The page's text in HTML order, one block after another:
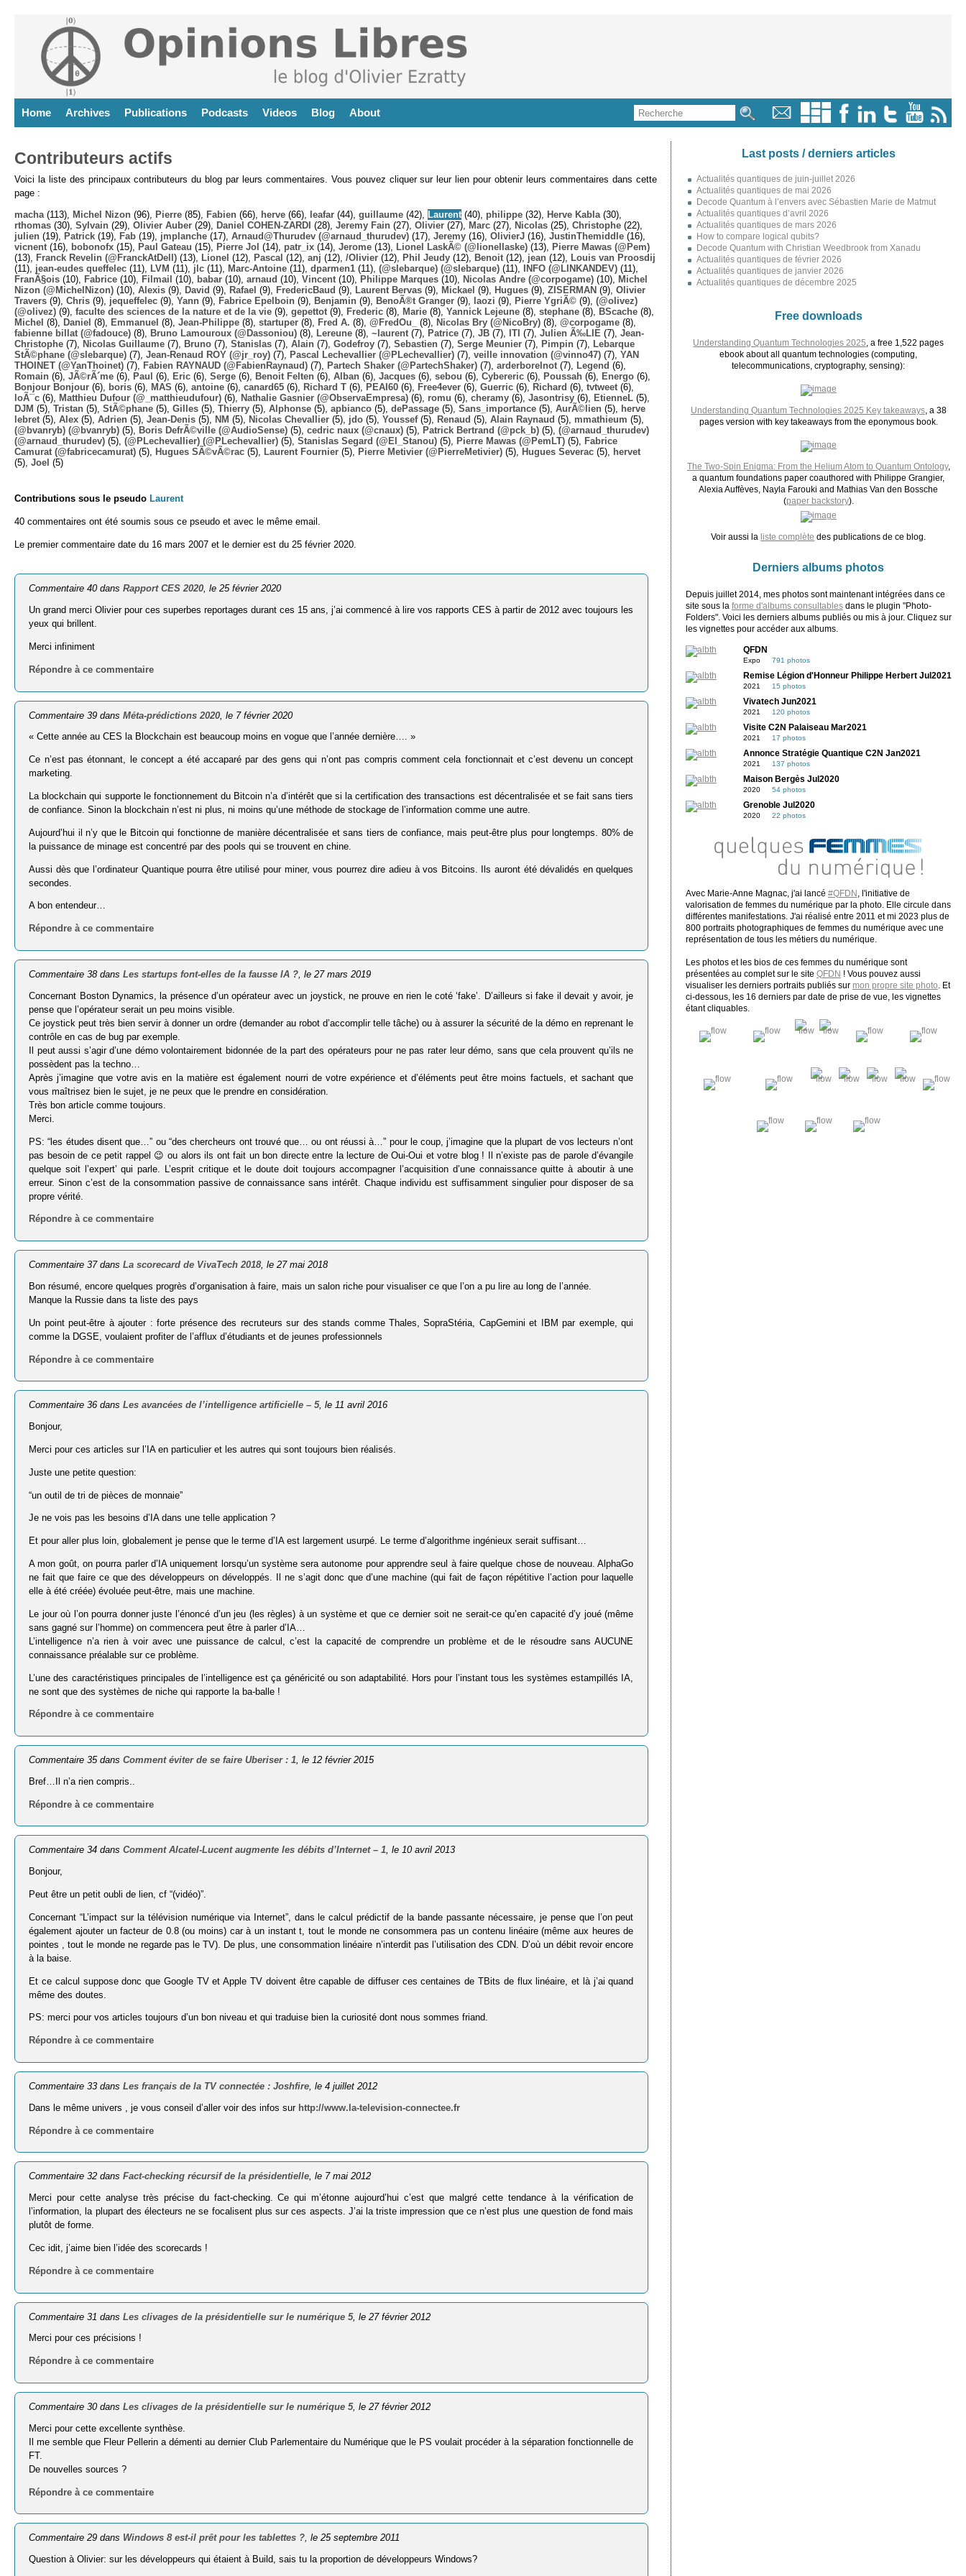
Home Archives Publications Podcasts Videos Blog About
Contributeurs actifs
Voici la liste des principaux contributeurs du blog par leurs commentaires. Vous pouvez cliquer sur leur lien pour obtenir leurs commentaires dans cette
page :
macha (113), Michel Nizon (96), Pierre (85), Fabien (66), herve (66), leafar (44), guillaume (42), Laurent (40), philippe (32), Herve Kabla (30),
rthomas (30), Sylvain (29), Olivier Auber (29), Daniel COHEN-ZARDI (28), Jeremy Fain (27), Olivier (27), Marc (27), Nicolas (25), Christophe (22),
julien (19), Patrick (19), Fab (19), jmplanche (17), Arnaud@Thurudev (@arnaud_thurudev) (17), Jeremy (16), OlivierJ (16), JustinThemiddle (16),
vicnent (16), bobonofx (15), Paul Gateau (15), Pierre Jol (14), patr_ix (14), Jerome (13), Lionel LaskÃ© (@lionellaske) (13),
Pierre Mawas (@Pem)
(13),
Franck Revelin (@FranckAtDell) (13), Lionel (12), Pascal (12), anj (12), /Olivier (12), Phil Jeudy (12), Benoit (12), jean (12),
Louis van Proosdij
(11), jean-eudes queffelec (11), LVM (11), jlc (11), Marc-Antoine (11), dparmen1 (11), (@slebarque) (@slebarque) (11), INFO (@LINKANDEV) (11),
FranÃ§ois (10), Fabrice (10), Filmail (10), babar (10), arnaud (10), Vincent (10), Philippe Marques (10), Nicolas Andre (@corpogame) (10),
Michel
Nizon (@MichelNizon) (10), Alexis (9), David (9), Rafael (9), FredericBaud (9), Laurent Bervas (9), Mickael (9), Hugues (9), ZISERMAN (9), Olivier
Travers (9), Chris (9), jequeffelec (9), Yann (9), Fabrice Epelboin (9), Benjamin (9), BenoÃ®t Granger (9), laozi (9), Pierre YgriÃ© (9), (@olivez)
(@olivez) (9), faculte des sciences de la nature et de la vie (9), gepettot (9), Frederic (8), Marie (8), Yannick Lejeune (8), stephane (8), BScache (8),
Michel (8), Daniel (8), Emmanuel (8), Jean-Philippe (8), startuper (8), Fred A. (8), @FredOu_ (8), Nicolas Bry (@NicoBry) (8), @corpogame (8),
fabienne billat (@fadouce) (8), Bruno Lamouroux (@Dassoniou) (8), Lereune (8), ~laurent (7), Patrice (7), JB (7), ITI (7), Julien Ã‰LIE (7), Jean-
Christophe (7), Nicolas Guillaume (7), Bruno (7), Stanislas (7), Alain (7), Godefroy (7), Sebastien (7), Serge Meunier (7), Pimpin (7),
Lebarque
StÃ©phane (@slebarque) (7), Jean-Renaud ROY (@jr_roy) (7), Pascal Lechevallier (@PLechevallier) (7), veille innovation (@vinno47) (7), YAN
THOINET (@YanThoinet) (7), Fabien RAYNAUD (@FabienRaynaud) (7), Partech Shaker (@PartechShaker) (7), arderborelnot (7), Legend (6),
Romain (6), JÃ©rÃ´me (6), Paul (6), Eric (6), Serge (6), Benoit Felten (6), Alban (6), Jacques (6), sebou (6), Cybereric (6), Poussah (6), Energo (6),
Bonjour Bonjour (6), boris (6), MAS (6), antoine (6), canard65 (6), Richard T (6), PEAI60 (6), Free4ever (6), Guerric (6), Richard (6), tvtweet (6),
loÃ¯c (6), Matthieu Dufour (@_matthieudufour) (6), Nathalie Gasnier (@ObservaEmpresa) (6), romu (6), cheramy (6), Jasontrisy (6), EtienneL (5),
DJM (5), Tristan (5), StÃ©phane (5), Gilles (5), Thierry (5), Alphonse (5), apbianco (5), dePassage (5), Sans_importance (5), AurÃ©lien (5),
herve
lebret (5), Alex (5), Adrien (5), Jean-Denis (5), NM (5), Nicolas Chevallier (5), jdo (5), Youssef(5), Renaud (5), Alain Raynaud (5), mmathieum (5),
(@bvanryb) (@bvanryb) (5), Boris DefrÃ©ville (@AudioSense) (5), cedric naux (@cnaux) (5), Patrick Bertrand (@pck_b) (5), (@arnaud_thurudev)
(@arnaud_thurudev) (5), (@PLechevallier) (@PLechevallier) (5), Stanislas Segard (@El_Stanou) (5), Pierre Mawas (@PemLT) (5),
Fabrice
Camurat (@fabricecamurat) (5), Hugues SÃ©vÃ©rac (5), Laurent Fournier (5), Pierre Metivier (@PierreMetivier) (5), Hugues Severac (5),
hervet
(5), Joel (5)
Contributions sous le pseudo Laurent
40 commentaires ont été soumis sous ce pseudo et avec le même email.
Le premier commentaire date du 16 mars 2007 et le dernier est du 25 février 2020.
Commentaire 40 dansRapport CES 2020, le 25 février 2020
Un grand merci Olivier pour ces superbes reportages durant ces 15 ans, j’ai commencé à lire vos rapports CES à partir de 2012 avec toujours les
yeux qui brillent.
Merci infiniment
Répondre à ce commentaire
Commentaire 39 dansMéta-prédictions 2020 , le 7 février 2020
« Cette année au CES la Blockchain est beaucoup moins en vogue que l’année dernière…. »
Ce n’est pas étonnant, le concept a été accaparé par des gens qui n’ont pas compris comment cela fonctionnait et c’est devenu un concept
marketing.
La blockchain qui supporte le fonctionnement du Bitcoin n’a d’intérêt que si la certification des transactions est décentralisée et se fait sans tiers
de confiance. Sinon la blockchain n’est ni plus, ni moins qu’une méthode de stockage de l’information comme une autre.
Aujourd’hui il n’y que le Bitcoin qui fonctionne de manière décentralisée et sans tiers de confiance, mais peut-être plus pour longtemps. 80% de
la puissance de minage est concentré par des pools qui se trouvent en chine.
Aussi dès que l’ordinateur Quantique pourra être utilisé pour miner, vous pourrez dire adieu à vos Bitcoins. Ils auront été dévalidés en quelques
secondes.
A bon entendeur…
Répondre à ce commentaire
Commentaire 38 dansLes startups font-elles de la fausse IA ? , le 27 mars 2019
Concernant Boston Dynamics, la présence d’un opérateur avec un joystick, ne prouve en rien le coté ‘fake’. D’ailleurs si fake il devait y avoir, je
pense que l’opérateur serait un peu moins visible.
Ce joystick peut très bien servir à donner un ordre (demander au robot d’accomplir telle tâche) ou à assurer la sécurité de la démo en reprenant le
contrôle en cas de bug par exemple.
Il peut aussi s’agir d’une démo volontairement bidonnée de la part des opérateurs pour ne pas rater leur démo, sans que cela prouvent qu’ils ne
possèdent pas la techno…
Après j’imagine que votre avis en la matière est également nourri de votre expérience et d’éléments peut être moins factuels, et sachant que
vous maîtrisez bien le sujet, je ne peux que le prendre en considération.
Très bon article comme toujours.
Merci.
PS: “les études disent que…” ou “des chercheurs ont trouvé que… ou ont réussi à…” pour le coup, j’imagine que la plupart de vos lecteurs n’ont
pas besoin de ce petit rappel 😉 ou alors ils ont fait un bon directe entre la lecture de Oui-Oui et votre blog ! Il n’existe pas de parole d’évangile
quelque soit l’expert’ qui parle. L’esprit critique et le doute doit toujours accompagner l’acquisition d’une connaissance quitte à aboutir à une
erreur. Sinon c’est de la consommation passive de connaissance sans intérêt. Chaque individu est suffisamment singulier pour disposer de sa
propre vérité.
Répondre à ce commentaire
Commentaire 37 dansLa scorecard de VivaTech 2018, le 27 mai 2018
Bon résumé, encore quelques progrès d’organisation à faire, mais un salon riche pour visualiser ce que l’on a pu lire au long de l’année.
Manque la Russie dans ta liste des pays
Un point peut-être à ajouter : forte présence des recruteurs sur des stands comme Thales, SopraStéria, CapGemini et IBM par exemple, qui
comme la DGSE, voulaient profiter de l’afflux d’étudiants et de jeunes professionnels
Répondre à ce commentaire
Commentaire 36 dansLes avancées de l’intelligence artificielle – 5, le 11 avril 2016
Bonjour,
Merci pour ces articles sur l’IA en particulier et les autres qui sont toujours bien réalisés.
Juste une petite question:
“un outil de tri de pièces de monnaie”
Je ne vois pas les besoins d’IA dans une telle application ?
Et pour aller plus loin, globalement je pense que le terme d’IA est largement usurpé. Le terme d’algorithme ingénieux serait suffisant…
A mon goût, on pourra parler d’IA uniquement lorsqu’un système sera autonome pour apprendre seul à faire quelque chose de nouveau. AlphaGo
ne fait que faire ce que des développeurs on développés. Il ne s’agit donc que d’une machine (qui fait de façon répétitive l’action pour laquelle
elle à été créée) évoluée peut-être, mais une machine.
Le jour où l’on pourra donner juste l’énoncé d’un jeu (les règles) à un système et que ce dernier soit ne serait-ce qu’en capacité d’y joué (même
sans gagné sur l’homme) on commencera peut être à parler d’IA…
L’intelligence n’a rien à voir avec une puissance de calcul, c’est la capacité de comprendre un problème et de le résoudre sans AUCUNE
connaissance préalable sur ce problème.
L’une des caractéristiques principales de l’intelligence est ça généricité ou son adaptabilité. Hors pour l’instant tous les systèmes estampillés IA,
ne sont que des systèmes de niche qui rapporte la ba-balle !
Répondre à ce commentaire
Commentaire 35 dansComment éviter de se faire Uberiser : 1, le 12 février 2015
Bref…Il n’a rien compris..
Répondre à ce commentaire
Commentaire 34 dansComment Alcatel-Lucent augmente les débits d’Internet – 1, le 10 avril 2013
Bonjour,
Peut être un petit oubli de lien, cf “(vidéo)”.
Concernant “L’impact sur la télé­vi­sion numérique via Internet”, dans le calcul prédictif de la bande passante nécessaire, je pense que l’on peut
également ajouter un facteur de 0.8 (ou moins) car à un instant t, tout le monde ne consommera pas un contenu linéaire (même aux heures de
pointes , tout le monde ne regarde pas le TV). De plus, une consom­mation linéaire n’interdit pas l’utilisation des CDN. D’où un débit revoir encore
à la baise.
Et ce calcul suppose donc que Google TV et Apple TV doivent être capable de diffuser ces centaines de TBits de flux linéaire, et là j’ai quand
même des doutes.
PS: merci pour vos articles toujours d’un bon niveau et qui traduise bien la curiosité dont nous sommes friand.
Répondre à ce commentaire
Commentaire 33 dansLes français de la TV connectée : Joshfire, le 4 juillet 2012
Dans le même univers , je vous conseil d’aller voir des infos sur http://www.la-television-connectee.fr
Répondre à ce commentaire
Commentaire 32 dansFact-checking récursif de la présidentielle, le 7 mai 2012
Merci pour cette analyse très précise du fact-checking. Ce qui m’étonne aujourd’hui c’est que malgré cette tendance à la vérification de
l’information, la plupart des électeurs ne se focalisent plus sur ces aspects. J’ai la triste impression que ce n’est plus une question de fond mais
plutôt de forme.
Cec idit, j’aime bien l’idée des scorecards !
Répondre à ce commentaire
Commentaire 31 dansLes clivages de la présidentielle sur le numérique 5, le 27 février 2012
Merci pour ces précisions !
Répondre à ce commentaire
Commentaire 30 dansLes clivages de la présidentielle sur le numérique 5, le 27 février 2012
Merci pour cette excellente synthèse.
Il me semble que Fleur Pellerin a démenti au dernier Club Parlementaire du Numérique que le PS voulait procéder à la séparation fonctionnelle de
FT.
De nouvelles sources ?
Répondre à ce commentaire
Commentaire 29 dans Windows 8 est-il prêt pour les tablettes ?, le 25 septembre 2011
Question à Olivier: sur les développeurs qui étaient à Build, sais tu la proportion de développeurs Windows?
Last posts / derniers articles
Actualités quantiques de juin-juillet 2026
Actualités quantiques de mai 2026
Decode Quantum à l’envers avec Sébastien Marie de Matmut
Actualités quantiques d’avril 2026
Actualités quantiques de mars 2026
How to compare logical qubits?
Decode Quantum with Christian Weedbrook from Xanadu
Actualités quantiques de février 2026
Actualités quantiques de janvier 2026
Actualités quantiques de décembre 2025
Free downloads
Understanding Quantum Technologies 2025 , a free 1,522 pages
ebook about all quantum technologies (computing,
telecommunications, cryptography, sensing):
Understanding Quantum Technologies 2025 Key takeaways, a 38
pages version with key takeaways from the eponymous book.
The Two-Spin Enigma: From the Helium Atom to Quantum Ontology,
a quantum foundations paper coauthored with Philippe Grangier,
Alexia Auffèves, Nayla Farouki and Mathias Van den Bossche
(paper backstory).
Voir aussi la liste complète des publications de ce blog.
Derniers albums photos
Depuis juillet 2014, mes photos sont maintenant intégrées dans ce
site sous la forme d'albums consultablesdans le plugin "Photo-
Folders". Voici les derniers albums publiés ou mis à jour. Cliquez sur
les vignettes pour accéder aux albums.
QFDN
Expo 791 photos
Remise Légion d'Honneur Philippe Herbert Jul2021
2021 15 photos
Vivatech Jun2021
2021 120 photos
Visite C2N Palaiseau Mar2021
2021 17 photos
Annonce Stratégie Quantique C2N Jan2021
2021 137 photos
Maison Bergès Jul2020
2020 54 photos
Grenoble Jul2020
2020 22 photos
Avec Marie-Anne Magnac, j'ai lancé #QFDN
, l'initiative de
valorisation de femmes du numérique par la photo. Elle circule dans
différentes manifestations. J'ai réalisé entre 2011 et mi 2023 plus de
800 portraits photographiques de femmes du numérique avec une
représentation de tous les métiers du numérique.
Les photos et les bios de ces femmes du numérique sont
présentées au complet sur le site QFDN ! Vous pouvez aussi
visualiser les derniers portraits publiés sur mon propre site photo . Et
ci-dessous, les 16 derniers par date de prise de vue, les vignettes
étant cliquables.